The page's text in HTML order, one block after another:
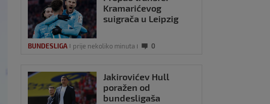
Kramarićevog
suigrača u Leipzig
BUNDESLIGA prije nekoliko minuta 0
Jakirovićev Hull
poražen od
bundesligaša